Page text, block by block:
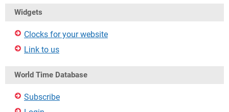
Widgets
Clocks for your website
Link to us
World Time Database
Subscribe